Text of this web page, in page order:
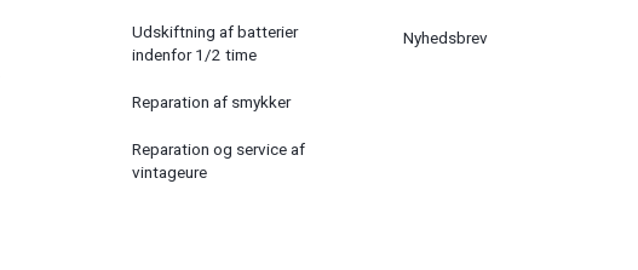
Udskiftning af batterier
indenfor 1/2 time
Reparation af smykker
Reparation og service af
vintageure
Nyhedsbrev